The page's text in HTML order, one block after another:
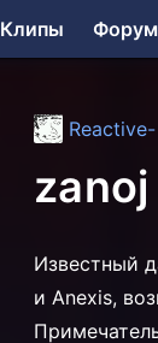
Клипы Форум
Reactive-
zanoj
Известный
и Anexis,